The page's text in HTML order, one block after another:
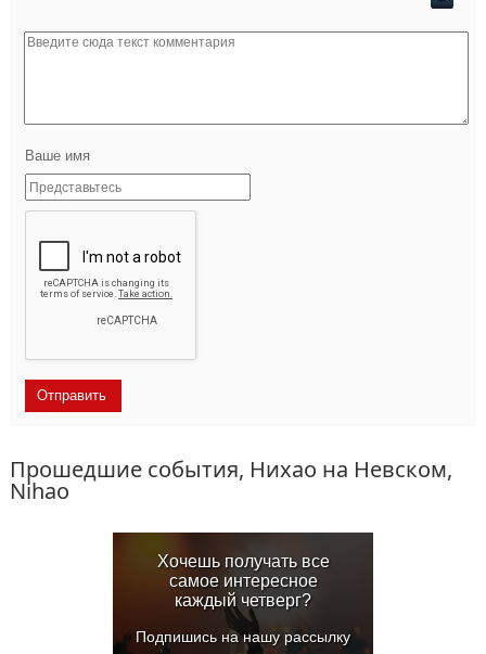
Ваше имя
Прошедшие события, Нихао на Невском,
Nihao
Хочешь получать все
самое интересное
каждый четверг?
Подпишись на нашу рассылку